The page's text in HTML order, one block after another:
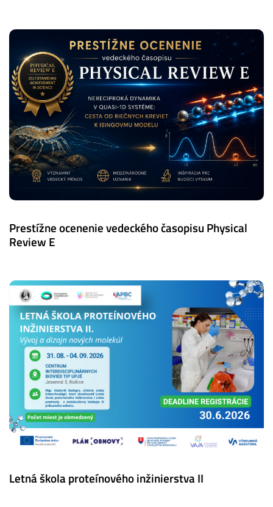
Prestížne ocenenie vedeckého časopisu Physical
Review E
Letná škola proteínového inžinierstva II